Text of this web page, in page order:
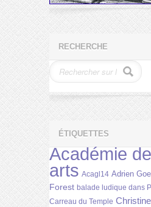
RECHERCHE
ÉTIQUETTES
Académie
arts Acagl14 Adrien
Forest balade ludique dans
Carreau du Temple